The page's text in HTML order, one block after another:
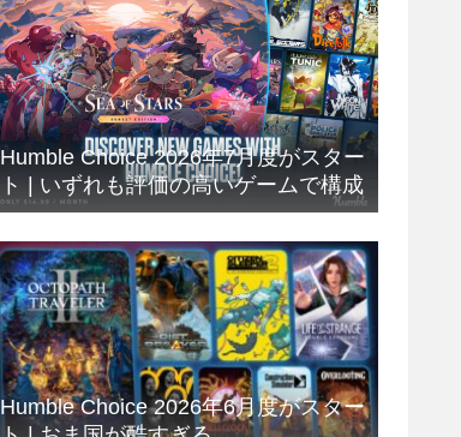
Humble Choice 2026年7月度がスター
ト | いずれも評価の高いゲームで構成
Humble Choice 2026年6月度がスター